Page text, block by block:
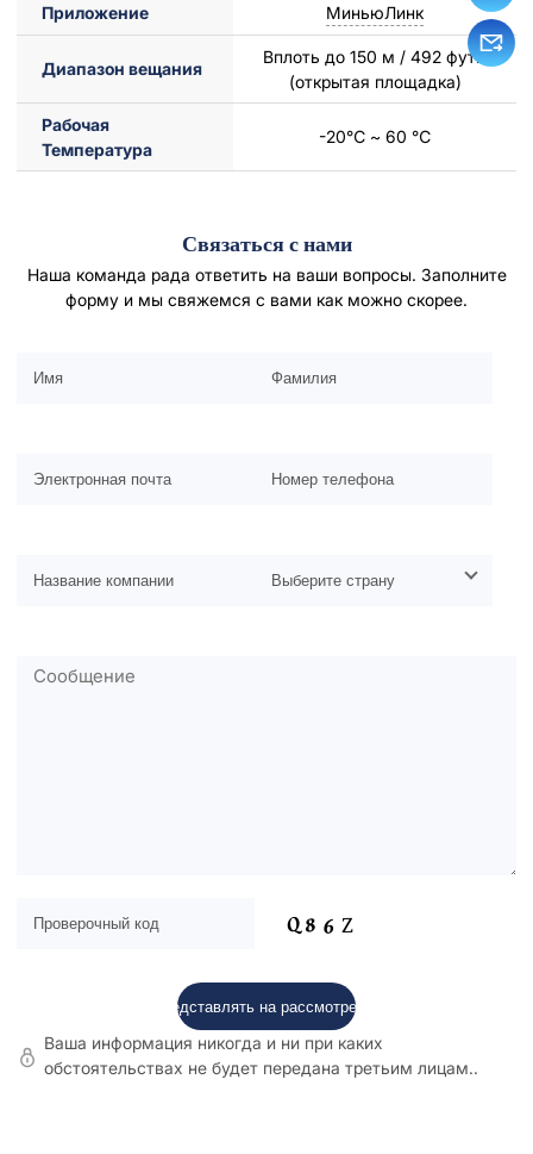
Приложение МиньюЛинк
Диапазон вещания
Вплоть до 150 м / 492 футы
(открытая площадка)
Рабочая
Температура
-20℃ ~ 60 ℃
Связаться с нами
Наша команда рада ответить на ваши вопросы. Заполните
форму и мы свяжемся с вами как можно скорее.
Ваша информация никогда и ни при каких
обстоятельствах не будет передана третьим лицам..